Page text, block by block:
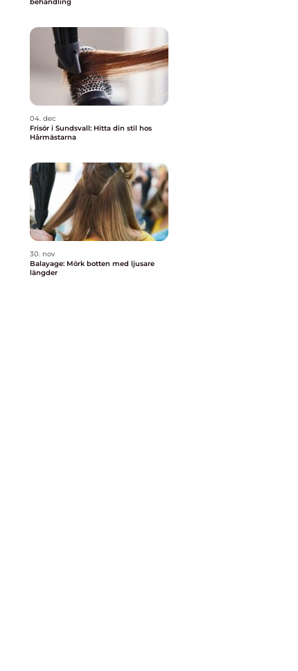
04. dec
Frisör i Sundsvall: Hitta din stil hos
Hårmästarna
30. nov
Balayage: Mörk botten med ljusare
längder